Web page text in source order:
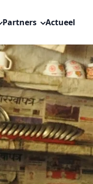
Partners Actueel